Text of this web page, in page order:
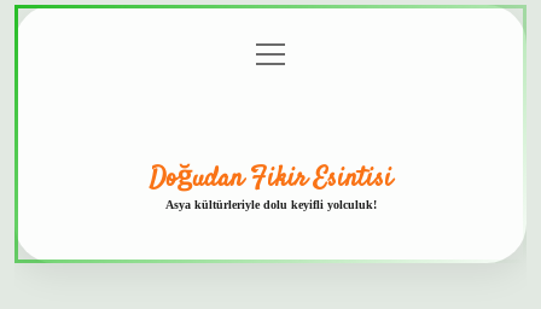
menüyü
aç
Doğudan Fikir Esintisi
Asya kültürleriyle dolu keyifli yolculuk!